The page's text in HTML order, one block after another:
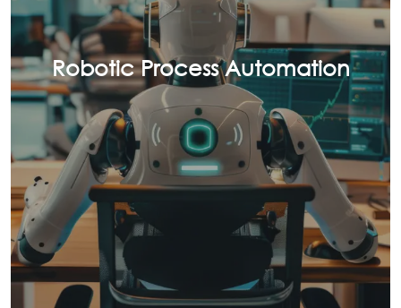
Robotic Process Automation